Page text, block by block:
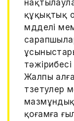
құқықтық
мүдделі
Жалпы
түзетулер
мазмұндық
қоғамға